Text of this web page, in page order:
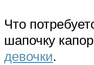
Что
шапочку капор
девочки.